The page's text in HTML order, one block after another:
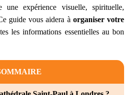
expérience visuelle, spirituelle,
guide vous aidera à organiser votre
les informations essentielles au bon